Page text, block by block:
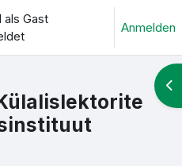
als Gast
Anmelden